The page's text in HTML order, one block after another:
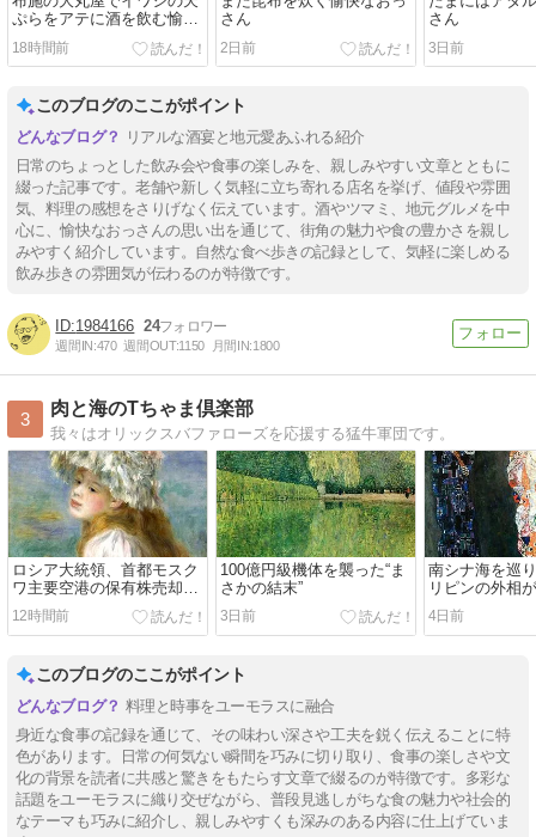
ぷらをアテに酒を飲む愉快
なおっさん
18時間前
さん
2日前
さん
3日前
このブログのここがポイント
リアルな酒宴と地元愛あふれる紹介
日常のちょっとした飲み会や食事の楽しみを、親しみやすい文章とともに
綴った記事です。老舗や新しく気軽に立ち寄れる店名を挙げ、値段や雰囲
気、料理の感想をさりげなく伝えています。酒やツマミ、地元グルメを中
心に、愉快なおっさんの思い出を通じて、街角の魅力や食の豊かさを親し
みやすく紹介しています。自然な食べ歩きの記録として、気軽に楽しめる
飲み歩きの雰囲気が伝わるのが特徴です。
1984166 24
週間IN:470 週間OUT:1150 月間IN:1800
3
肉と海のTちゃま倶楽部
我々はオリックスバファローズを応援する猛牛軍団です。
ロシア大統領、首都モスク
ワ主要空港の保有株売却承
認 財政改善狙いか
12時間前
100億円級機体を襲った“ま
さかの結末”
3日前
南シナ海を巡
リピンの外相
議の応酬
4日前
このブログのここがポイント
料理と時事をユーモラスに融合
身近な食事の記録を通じて、その味わい深さや工夫を鋭く伝えることに特
色があります。日常の何気ない瞬間を巧みに切り取り、食事の楽しさや文
化の背景を読者に共感と驚きをもたらす文章で綴るのが特徴です。多彩な
話題をユーモラスに織り交ぜながら、普段見逃しがちな食の魅力や社会的
なテーマも巧みに紹介し、親しみやすくも深みのある内容に仕上げていま